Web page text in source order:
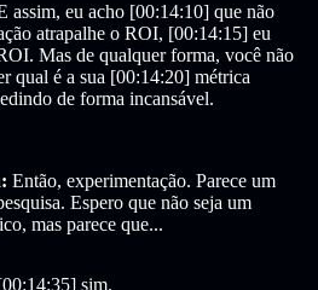
assim, eu acho [00:14:10] que não
atrapalhe o ROI, [00:14:15] eu
Mas de qualquer forma, você não
qual é a sua [00:14:20] métrica
de forma incansável.
Então, experimentação. Parece um
Espero que não seja um
mas parece que...
sim.